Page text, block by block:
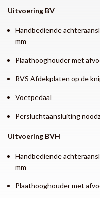
Uitvoering BV
Handbediende
mm
Plaathooghouder met
RVS Afdekplaten op de
Voetpedaal
Persluchtaansluiting
Uitvoering BVH
Handbediende
mm
Plaathooghouder met